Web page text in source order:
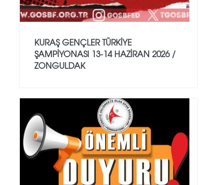
KURAŞ GENÇLER TÜRKİYE
ŞAMPİYONASI 13-14 HAZİRAN 2026 /
ZONGULDAK